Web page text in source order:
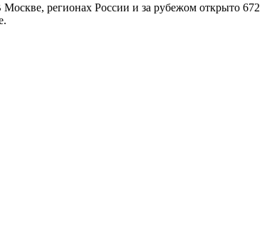
регионах России и за рубежом открыто 672